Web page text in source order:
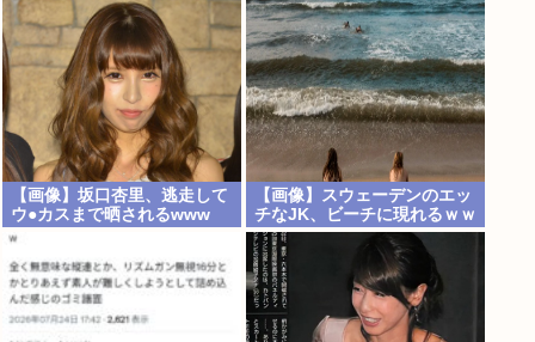
【画像】坂口杏里、逃走して
ウ●カスまで晒されるwww
【画像】スウェーデンのエッ
チなJK、ビーチに現れるｗｗ
ｗ